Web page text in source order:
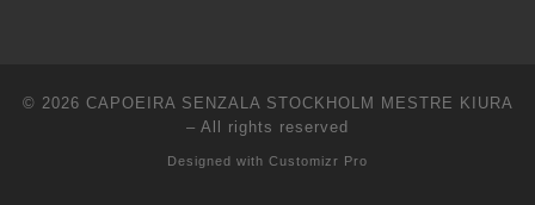
© 2026 CAPOEIRA SENZALA STOCKHOLM MESTRE KIURA
– All rights reserved
Designed with Customizr Pro